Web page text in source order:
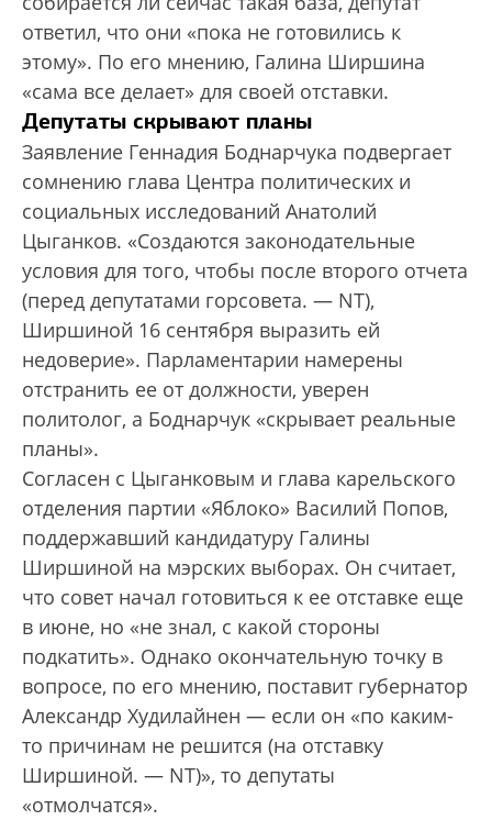
ответил, что они «пока не готовились к
этому». По его мнению, Галина Ширшина
«сама все делает» для своей отставки.
Депутаты скрывают планы
Заявление Геннадия Боднарчука подвергает
сомнению глава Центра политических и
социальных исследований Анатолий
Цыганков. «Создаются законодательные
условия для того, чтобы после второго отчета
(перед депутатами горсовета. — NT),
Ширшиной 16 сентября выразить ей
недоверие». Парламентарии намерены
отстранить ее от должности, уверен
политолог, а Боднарчук «скрывает реальные
планы».
Согласен с Цыганковым и глава карельского
отделения партии «Яблоко» Василий Попов,
поддержавший кандидатуру Галины
Ширшиной на мэрских выборах. Он считает,
что совет начал готовиться к ее отставке еще
в июне, но «не знал, с какой стороны
подкатить». Однако окончательную точку в
вопросе, по его мнению, поставит губернатор
Александр Худилайнен — если он «по каким-
то причинам не решится (на отставку
Ширшиной. — NT)», то депутаты
«отмолчатся».